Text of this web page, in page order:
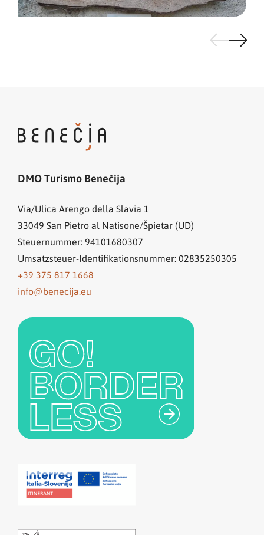
DMO Turismo Benečija
Via/Ulica Arengo della Slavia 1
33049 San Pietro al Natisone/Špietar (UD)
Steuernummer: 94101680307
Umsatzsteuer-Identifikationsnummer: 02835250305
+39 375 817 1668
info@benecija.eu